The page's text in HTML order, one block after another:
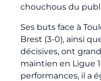
chouchous du
Ses buts face à
Brest (3-0), ainsi
décisives, ont
maintien en Ligue 1
performances, il a